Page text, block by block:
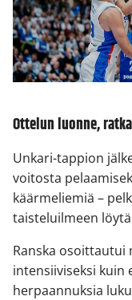
Ottelun luonne,
Unkari-tappion
voitosta
käärmeliemiä –
taisteluilmeen
Ranska osoittautui
intensiiviseksi kuin
herpaannuksia